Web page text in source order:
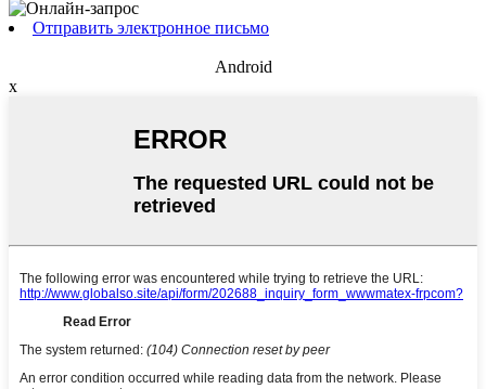
Отправить электронное письмо
Android
x